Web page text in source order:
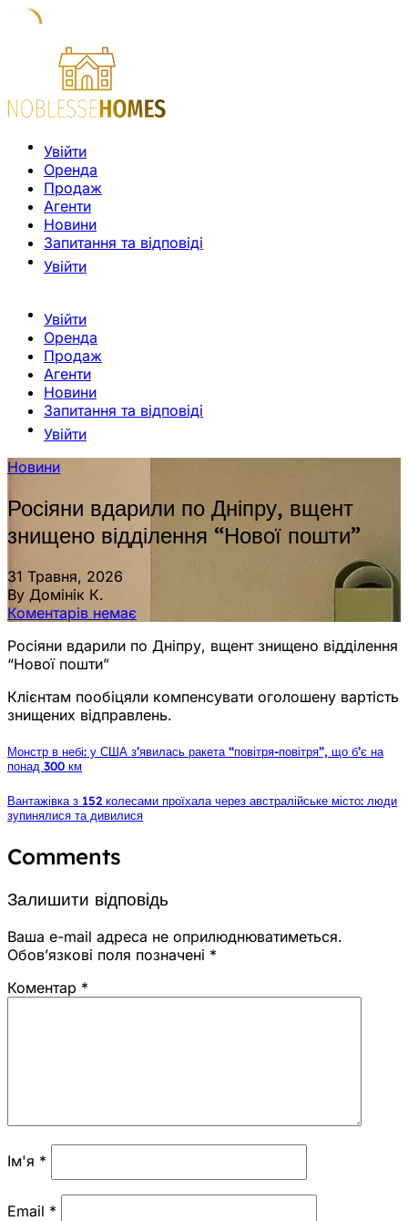
Увійти
Оренда
Продаж
Агенти
Новини
Запитання та відповіді
Увійти
Увійти
Оренда
Продаж
Агенти
Новини
Запитання та відповіді
Увійти
Новини
Росіяни вдарили по Дніпру, вщент
знищено відділення “Нової пошти”
31 Травня, 2026
By Домінік К.
Коментарів немає
Росіяни вдарили по Дніпру, вщент знищено відділення
“Нової пошти”
Клієнтам пообіцяли компенсувати оголошену вартість
знищених відправлень.
Монстр в небі: у США з’явилась ракета “повітря-повітря”, що б’є на
понад 300 км
Вантажівка з 152 колесами проїхала через австралійське місто: люди
зупинялися та дивилися
Comments
Залишити відповідь
Ваша e-mail адреса не оприлюднюватиметься.
Обов’язкові поля позначені *
Коментар *
Ім'я *
Email *